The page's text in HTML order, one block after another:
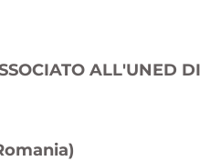
ALL'UNED DI